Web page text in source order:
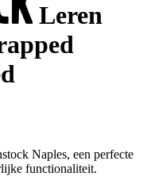
Leren
Naples, een perfecte
functionaliteit.